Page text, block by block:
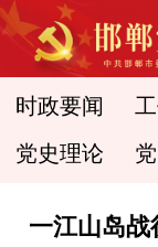
时政要闻
党史理论
一江山岛